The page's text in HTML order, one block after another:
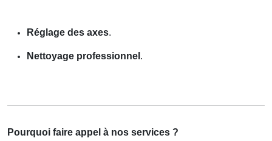
Réglage des axes.
Nettoyage professionnel .
Pourquoi faire appel à nos services ?